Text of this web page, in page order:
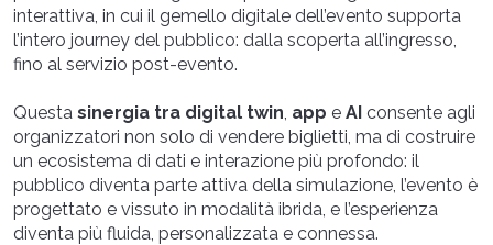
interattiva, in cui il gemello digitale dell’evento supporta
l’intero journey del pubblico: dalla scoperta all’ingresso,
fino al servizio post-evento.
Questa sinergia tra digital twin, app e AI consente agli
organizzatori non solo di vendere biglietti, ma di costruire
un ecosistema di dati e interazione più profondo: il
pubblico diventa parte attiva della simulazione, l’evento è
progettato e vissuto in modalità ibrida, e l’esperienza
diventa più fluida, personalizzata e connessa.